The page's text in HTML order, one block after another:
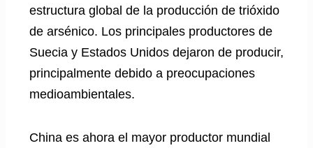
estructura global de la producción de trióxido
de arsénico. Los principales productores de
Suecia y Estados Unidos dejaron de producir,
principalmente debido a preocupaciones
medioambientales.
China es ahora el mayor productor mundial